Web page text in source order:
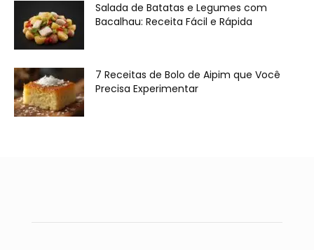
Salada de Batatas e Legumes com
Bacalhau: Receita Fácil e Rápida
7 Receitas de Bolo de Aipim que Você
Precisa Experimentar